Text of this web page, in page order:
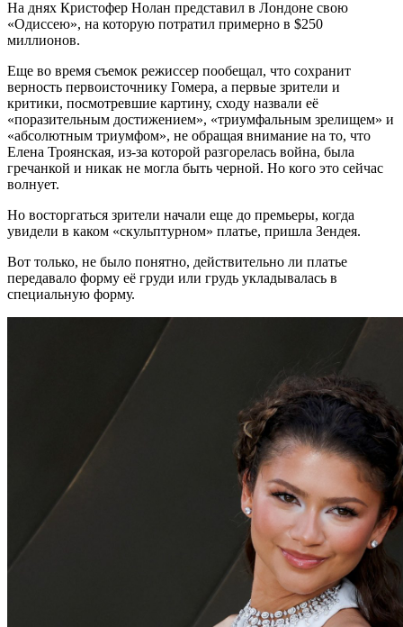
На днях Кристофер Нолан представил в Лондоне свою
«Одиссею», на которую потратил примерно в $250
миллионов.
Еще во время съемок режиссер пообещал, что сохранит
верность первоисточнику Гомера, а первые зрители и
критики, посмотревшие картину, сходу назвали её
«поразительным достижением», «триумфальным зрелищем» и
«абсолютным триумфом», не обращая внимание на то, что
Елена Троянская, из-за которой разгорелась война, была
гречанкой и никак не могла быть черной. Но кого это сейчас
волнует.
Но восторгаться зрители начали еще до премьеры, когда
увидели в каком «скульптурном» платье, пришла Зендея.
Вот только, не было понятно, действительно ли платье
передавало форму её груди или грудь укладывалась в
специальную форму.